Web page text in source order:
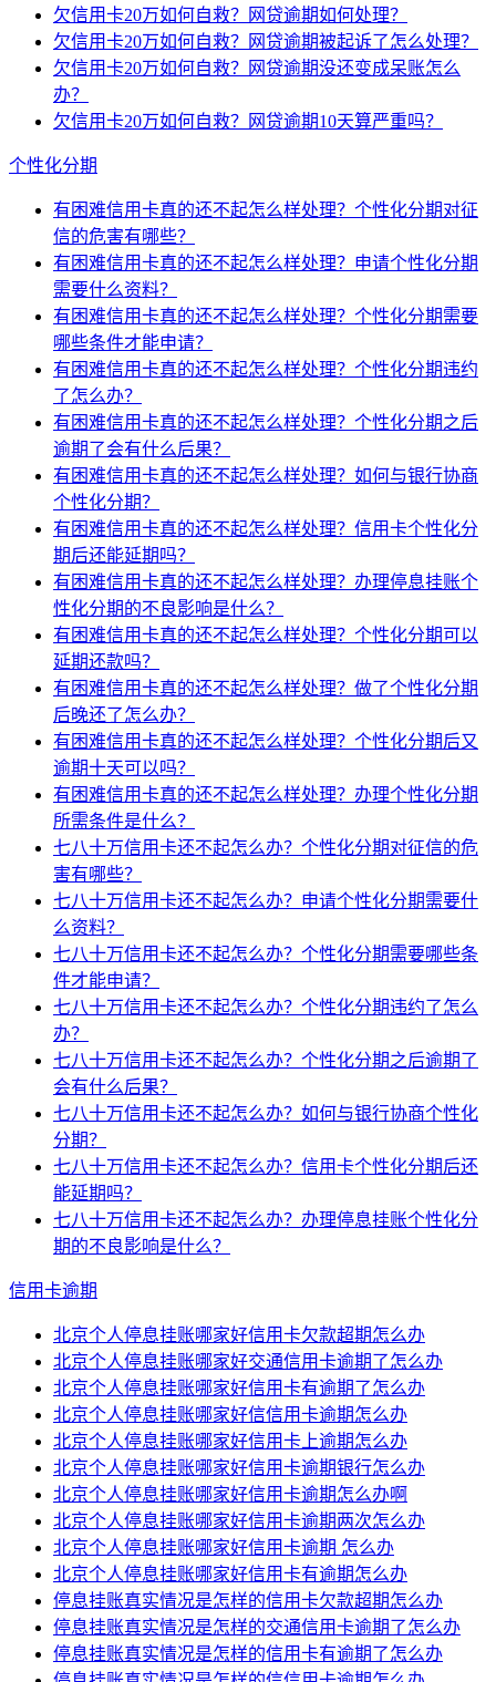
欠信用卡20万如何自救？网贷逾期如何处理？
欠信用卡20万如何自救？网贷逾期被起诉了怎么处理？
欠信用卡20万如何自救？网贷逾期没还变成呆账怎么
办？
欠信用卡20万如何自救？网贷逾期10天算严重吗？
个性化分期
有困难信用卡真的还不起怎么样处理？个性化分期对征
信的危害有哪些？
有困难信用卡真的还不起怎么样处理？申请个性化分期
需要什么资料？
有困难信用卡真的还不起怎么样处理？个性化分期需要
哪些条件才能申请？
有困难信用卡真的还不起怎么样处理？个性化分期违约
了怎么办？
有困难信用卡真的还不起怎么样处理？个性化分期之后
逾期了会有什么后果？
有困难信用卡真的还不起怎么样处理？如何与银行协商
个性化分期？
有困难信用卡真的还不起怎么样处理？信用卡个性化分
期后还能延期吗？
有困难信用卡真的还不起怎么样处理？办理停息挂账个
性化分期的不良影响是什么？
有困难信用卡真的还不起怎么样处理？个性化分期可以
延期还款吗？
有困难信用卡真的还不起怎么样处理？做了个性化分期
后晚还了怎么办？
有困难信用卡真的还不起怎么样处理？个性化分期后又
逾期十天可以吗？
有困难信用卡真的还不起怎么样处理？办理个性化分期
所需条件是什么？
七八十万信用卡还不起怎么办？个性化分期对征信的危
害有哪些？
七八十万信用卡还不起怎么办？申请个性化分期需要什
么资料？
七八十万信用卡还不起怎么办？个性化分期需要哪些条
件才能申请？
七八十万信用卡还不起怎么办？个性化分期违约了怎么
办？
七八十万信用卡还不起怎么办？个性化分期之后逾期了
会有什么后果？
七八十万信用卡还不起怎么办？如何与银行协商个性化
分期？
七八十万信用卡还不起怎么办？信用卡个性化分期后还
能延期吗？
七八十万信用卡还不起怎么办？办理停息挂账个性化分
期的不良影响是什么？
信用卡逾期
北京个人停息挂账哪家好信用卡欠款超期怎么办
北京个人停息挂账哪家好交通信用卡逾期了怎么办
北京个人停息挂账哪家好信用卡有逾期了怎么办
北京个人停息挂账哪家好信信用卡逾期怎么办
北京个人停息挂账哪家好信用卡上逾期怎么办
北京个人停息挂账哪家好信用卡逾期银行怎么办
北京个人停息挂账哪家好信用卡逾期怎么办啊
北京个人停息挂账哪家好信用卡逾期两次怎么办
北京个人停息挂账哪家好信用卡逾期 怎么办
北京个人停息挂账哪家好信用卡有逾期怎么办
停息挂账真实情况是怎样的信用卡欠款超期怎么办
停息挂账真实情况是怎样的交通信用卡逾期了怎么办
停息挂账真实情况是怎样的信用卡有逾期了怎么办